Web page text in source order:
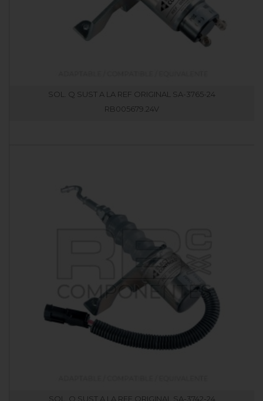
SOL. Q SUST A LA REF ORIGINAL SA-3765-24
RB005679.24V
SOL. Q SUST A LA REF ORIGINAL SA-3742-24